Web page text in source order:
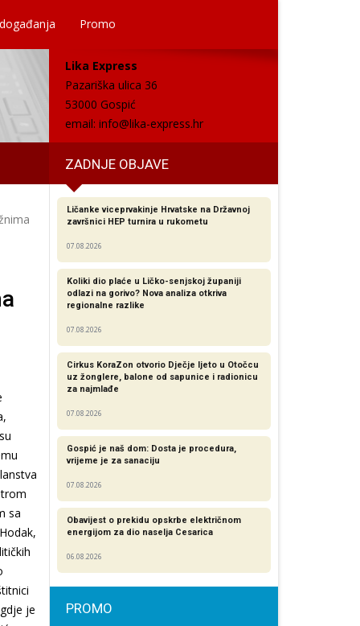
Promo
Lika Express
Pazariška ulica 36
53000 Gospić
email: info@lika-express.hr
ZADNJE OBJAVE
sa
je
Ličanke viceprvakinje Hrvatske na Državnoj
završnici HEP turnira u rukometu
07.08.2026
Koliki dio plaće u Ličko-senjskoj županiji
odlazi na gorivo? Nova analiza otkriva
regionalne razlike​
07.08.2026
Cirkus KoraZon otvorio Dječje ljeto u Otočcu
uz žonglere, balone od sapunice i radionicu
za najmlađe
07.08.2026
Gospić je naš dom: Dosta je procedura,
vrijeme je za sanaciju
07.08.2026
Obavijest o prekidu opskrbe električnom
energijom za dio naselja Cesarica
06.08.2026
PROMO